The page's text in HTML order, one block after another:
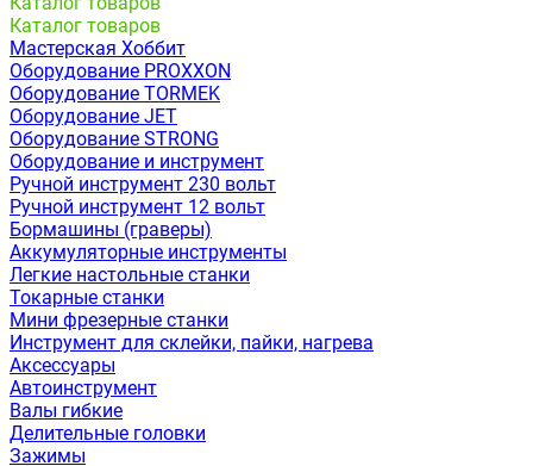
Каталог товаров
Мастерская Хоббит
Оборудование PROXXON
Оборудование TORMEK
Оборудование JET
Оборудование STRONG
Оборудование и инструмент
Ручной инструмент 230 вольт
Ручной инструмент 12 вольт
Бормашины (граверы)
Аккумуляторные инструменты
Легкие настольные станки
Токарные станки
Мини фрезерные станки
Инструмент для склейки, пайки, нагрева
Аксессуары
Автоинструмент
Валы гибкие
Делительные головки
Зажимы